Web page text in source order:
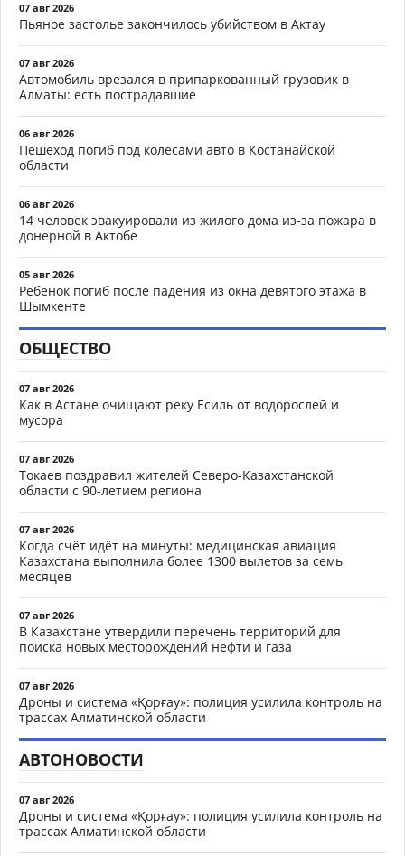
07 авг 2026
Пьяное застолье закончилось убийством в Актау
07 авг 2026
Автомобиль врезался в припаркованный грузовик в
Алматы: есть пострадавшие
06 авг 2026
Пешеход погиб под колёсами авто в Костанайской
области
06 авг 2026
14 человек эвакуировали из жилого дома из-за пожара в
донерной в Актобе
05 авг 2026
Ребёнок погиб после падения из окна девятого этажа в
Шымкенте
ОБЩЕСТВО
07 авг 2026
Как в Астане очищают реку Есиль от водорослей и
мусора
07 авг 2026
Токаев поздравил жителей Северо-Казахстанской
области с 90-летием региона
07 авг 2026
Когда счёт идёт на минуты: медицинская авиация
Казахстана выполнила более 1300 вылетов за семь
месяцев
07 авг 2026
В Казахстане утвердили перечень территорий для
поиска новых месторождений нефти и газа
07 авг 2026
Дроны и система «Қорғау»: полиция усилила контроль на
трассах Алматинской области
АВТОНОВОСТИ
07 авг 2026
Дроны и система «Қорғау»: полиция усилила контроль на
трассах Алматинской области